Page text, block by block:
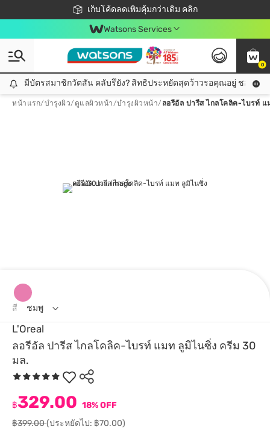
เก็บโค้ดลดเพิ่มคุ้มกว่าเดิม คลิก
ชอปออนไลน์ครั้งแรก ลดเพิ่มจุก ๆ 10%! 🎉
📦ส่งฟรี! เมื่อชอป 499฿
สมาชิกวัตสัน คลับดียังไง?
Watsons Services
0
มีบัตรสมาชิกวัตสัน คลับรึยัง? สิทธิประหยัดสุดว้าวรอคุณอยู่ ชอปคุ้มกว่าเดิม คลิก!
มีบัตรสมาชิกวัตสัน คลับรึยัง? สิทธิประหยัดสุดว้าวรอคุณอยู่ ชอปคุ้มก
หน้าแรก/บำรุงผิว/ ดูแลผิวหน้า/บำรุงผิวหน้า/ ลอรีอัล ปารีส ไกลโคลิค-ไบรท์
L'Oreal
ลอรีอัล ปารีส ไกลโคลิค-ไบรท์ แมท ลูมิไนซิ่ง ครีม 30
มล.
฿329.00 18% OFF
฿399.00(ประหยัดไป: ฿70.00)
สี ชมพู